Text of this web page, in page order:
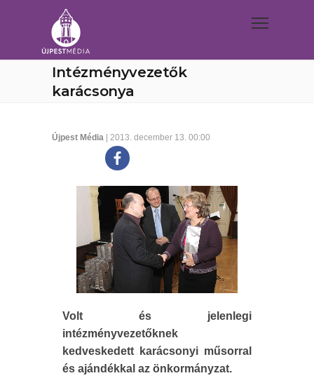
Intézményvezetők
karácsonya
Újpest Média | 2013. december 13. 00:00
Volt és jelenlegi
intézményvezetőknek
kedveskedett karácsonyi műsorral
és ajándékkal az önkormányzat.